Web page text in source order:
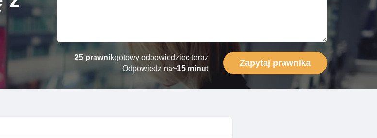
25 prawnikgotowy odpowiedzieć teraz
Odpowiedz na~15 minut
Zapytaj prawnika